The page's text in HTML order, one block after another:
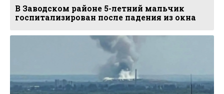
В Заводском районе 5-летний мальчик
госпитализирован после падения из окна